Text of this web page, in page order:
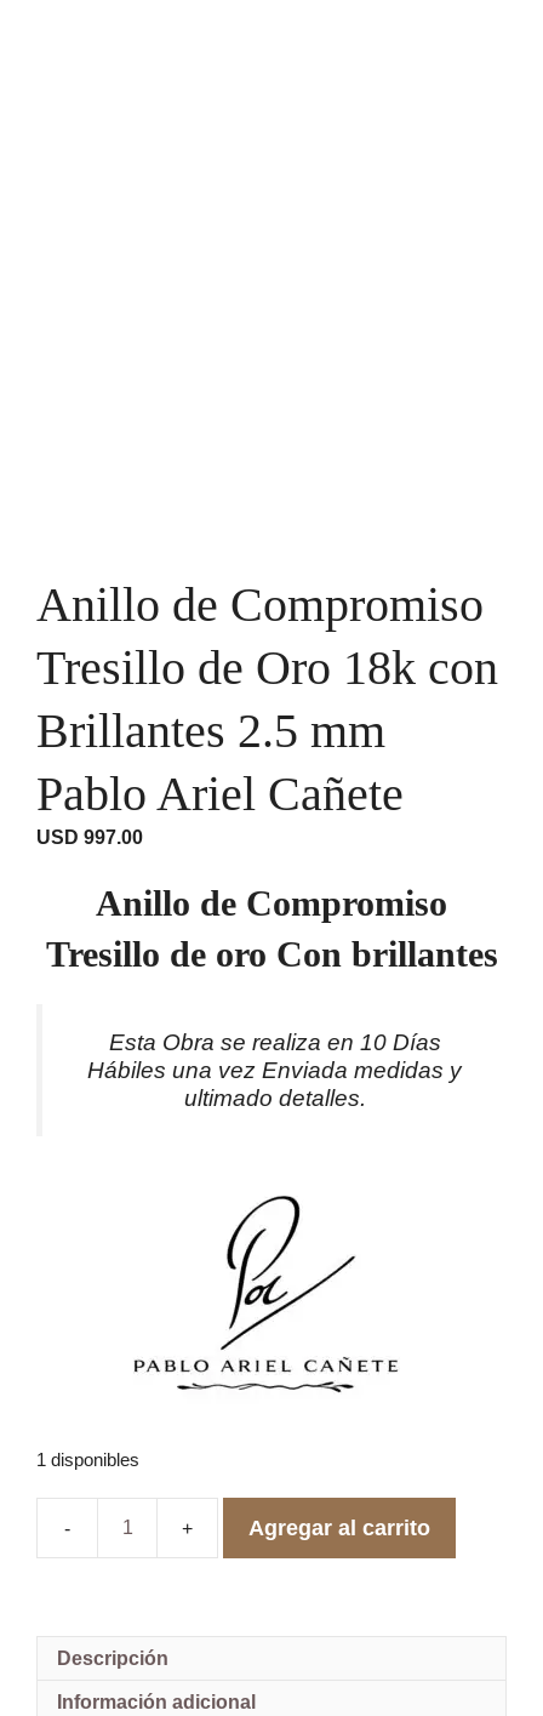
Anillo de Compromiso
Tresillo de Oro 18k con
Brillantes 2.5 mm
Pablo Ariel Cañete
USD 997.00
Anillo de Compromiso
Tresillo de oro Con brillantes
Esta Obra se realiza en 10 Días
Hábiles una vez Enviada medidas y
ultimado detalles.
1 disponibles
Anillo
de
con
Agregar al carrito
Descripción
Información adicional